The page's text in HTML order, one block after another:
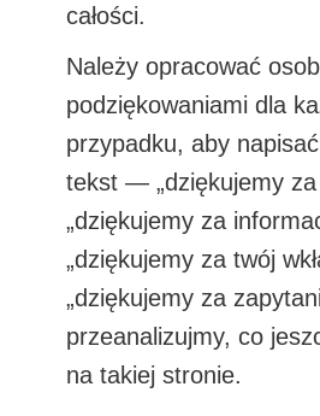
całości.
Należy opracować
podziękowaniami dla
przypadku, aby
tekst — „dziękujemy za
„dziękujemy za
„dziękujemy za twój
„dziękujemy za
przeanalizujmy, co
na takiej stronie.